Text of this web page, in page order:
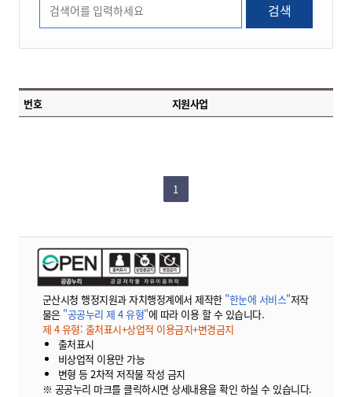
검색
번호 지원사업
1
군산시청 행정지원과 자치행정계에서 제작한 "한눈에 서비스"저작
물은 "공공누리 제 4 유형"에 따라 이용 할 수 있습니다.
제 4 유형: 출처표시+상업적 이용금지+변경금지
출처표시
비상업적 이용만 가능
변형 등 2차적 저작물 작성 금지
※ 공공누리 마크를 클릭하시면 상세내용을 확인 하실 수 있습니다.